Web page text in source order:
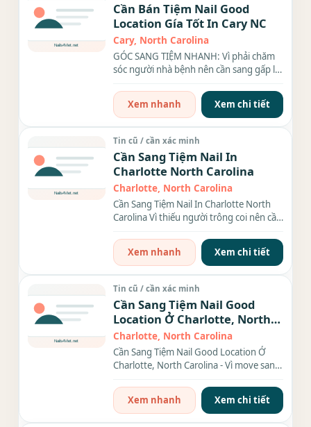
Cần Bán Tiệm Nail Good
Location Gía Tốt In Cary NC
Cary, North Carolina
GÓC SANG TIỆM NHANH: Vì phải chăm
sóc người nhà bệnh nên cần sang gấp lại
Xem nhanh
Xem chi tiết
Tin cũ / cần xác minh
Cần Sang Tiệm Nail In
Charlotte North Carolina
Charlotte, North Carolina
Cần Sang Tiệm Nail In Charlotte North
Carolina Vì thiếu người trông coi nên cần
Xem nhanh
Xem chi tiết
Tin cũ / cần xác minh
Cần Sang Tiệm Nail Good
Location Ở Charlotte, North
Carolina
Charlotte, North Carolina
Cần Sang Tiệm Nail Good Location Ở
Charlotte, North Carolina - Vì move sang
Xem nhanh
Xem chi tiết